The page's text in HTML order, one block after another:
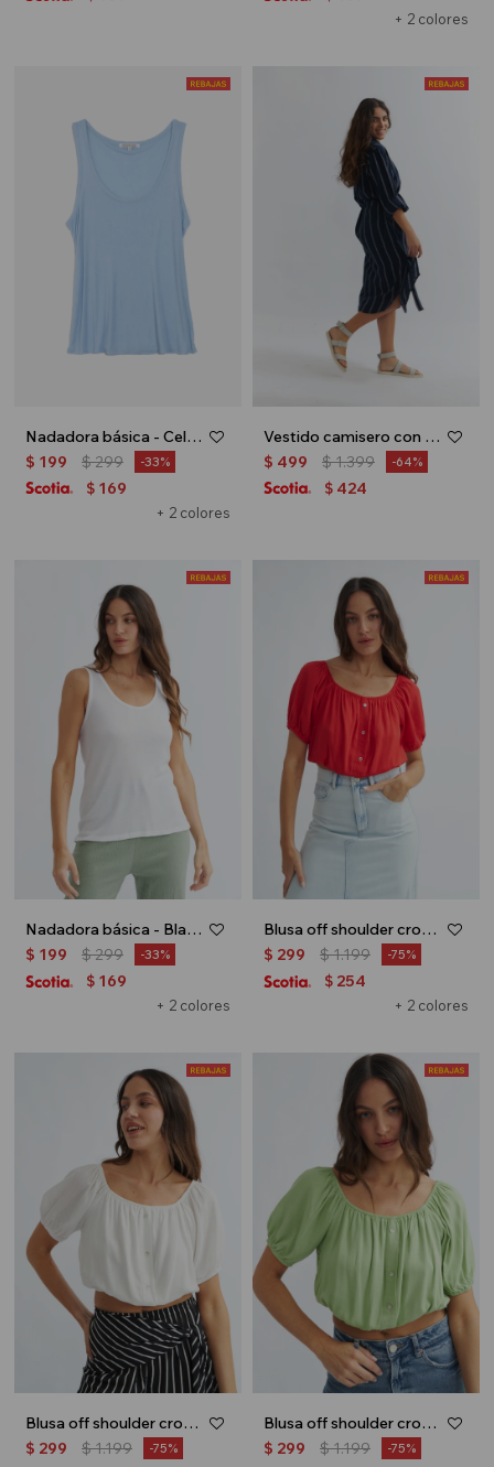
+ 2 colores
Nadadora básica - Celeste
+ 2 colores
$ 199 $299 33
$ 169
Vestido camisero con lazo - Azul marino
$ 499 $1.399 64
$ 424
Nadadora básica - Blanco
+ 2 colores
$ 199 $299 33
$ 169
Blusa off shoulder crop top - Rojo
+ 2 colores
$ 299 $1.199 75
$ 254
Blusa off shoulder crop top - Blanco
$ 299 $1.199 75
Blusa off shoulder crop top - Verde lima
$ 299 $1.199 75